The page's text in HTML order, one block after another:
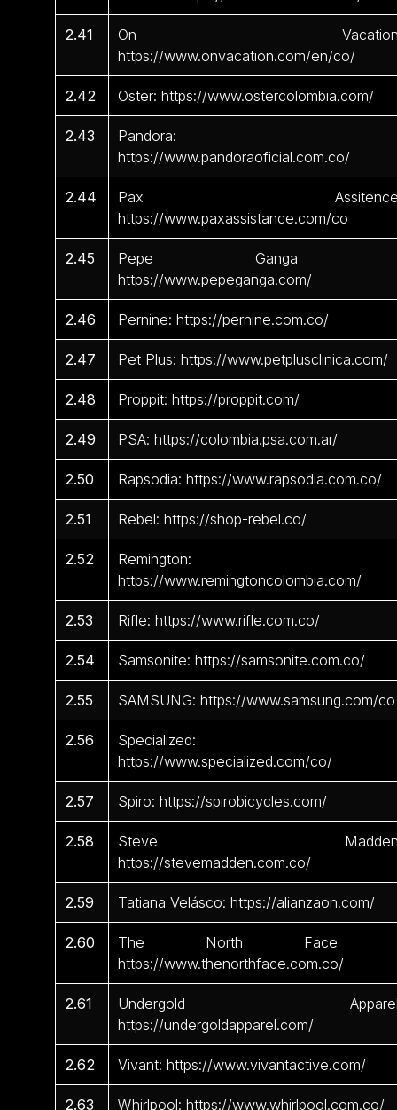
2.41
On
https://www.onvacation.com/en/co/
2.42 Oster: https://www.ostercolombia.com/
2.43
Pandora:
https://www.pandoraoficial.com.co/
2.44
Pax
https://www.paxassistance.com/co
2.45
Pepe Ganga
https://www.pepeganga.com/
2.46 Pernine: https://pernine.com.co/
2.47 Pet Plus: https://www.petplusclinica.com/
2.48 Proppit: https://proppit.com/
2.49 PSA: https://colombia.psa.com.ar/
2.50 Rapsodia: https://www.rapsodia.com.co/
2.51 Rebel: https://shop-rebel.co/
2.52
Remington:
https://www.remingtoncolombia.com/
2.53 Rifle: https://www.rifle.com.co/
2.54 Samsonite: https://samsonite.com.co/
2.55 SAMSUNG: https://www.samsung.com/co
2.56
Specialized:
https://www.specialized.com/co/
2.57 Spiro: https://spirobicycles.com/
2.58
Steve
https://stevemadden.com.co/
2.59 Tatiana Velásco: https://alianzaon.com/
2.60
The North Face
https://www.thenorthface.com.co/
2.61
Undergold
https://undergoldapparel.com/
2.62 Vivant: https://www.vivantactive.com/
2.63 Whirlpool: https://www.whirlpool.com.co/